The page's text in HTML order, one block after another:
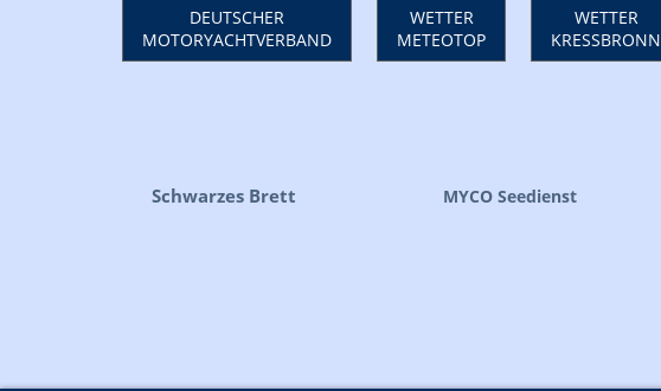
DEUTSCHER
MOTORYACHTVERBAND
WETTER
METEOTOP
WETTER
KRESSBRONN
Schwarzes Brett MYCO Seedienst